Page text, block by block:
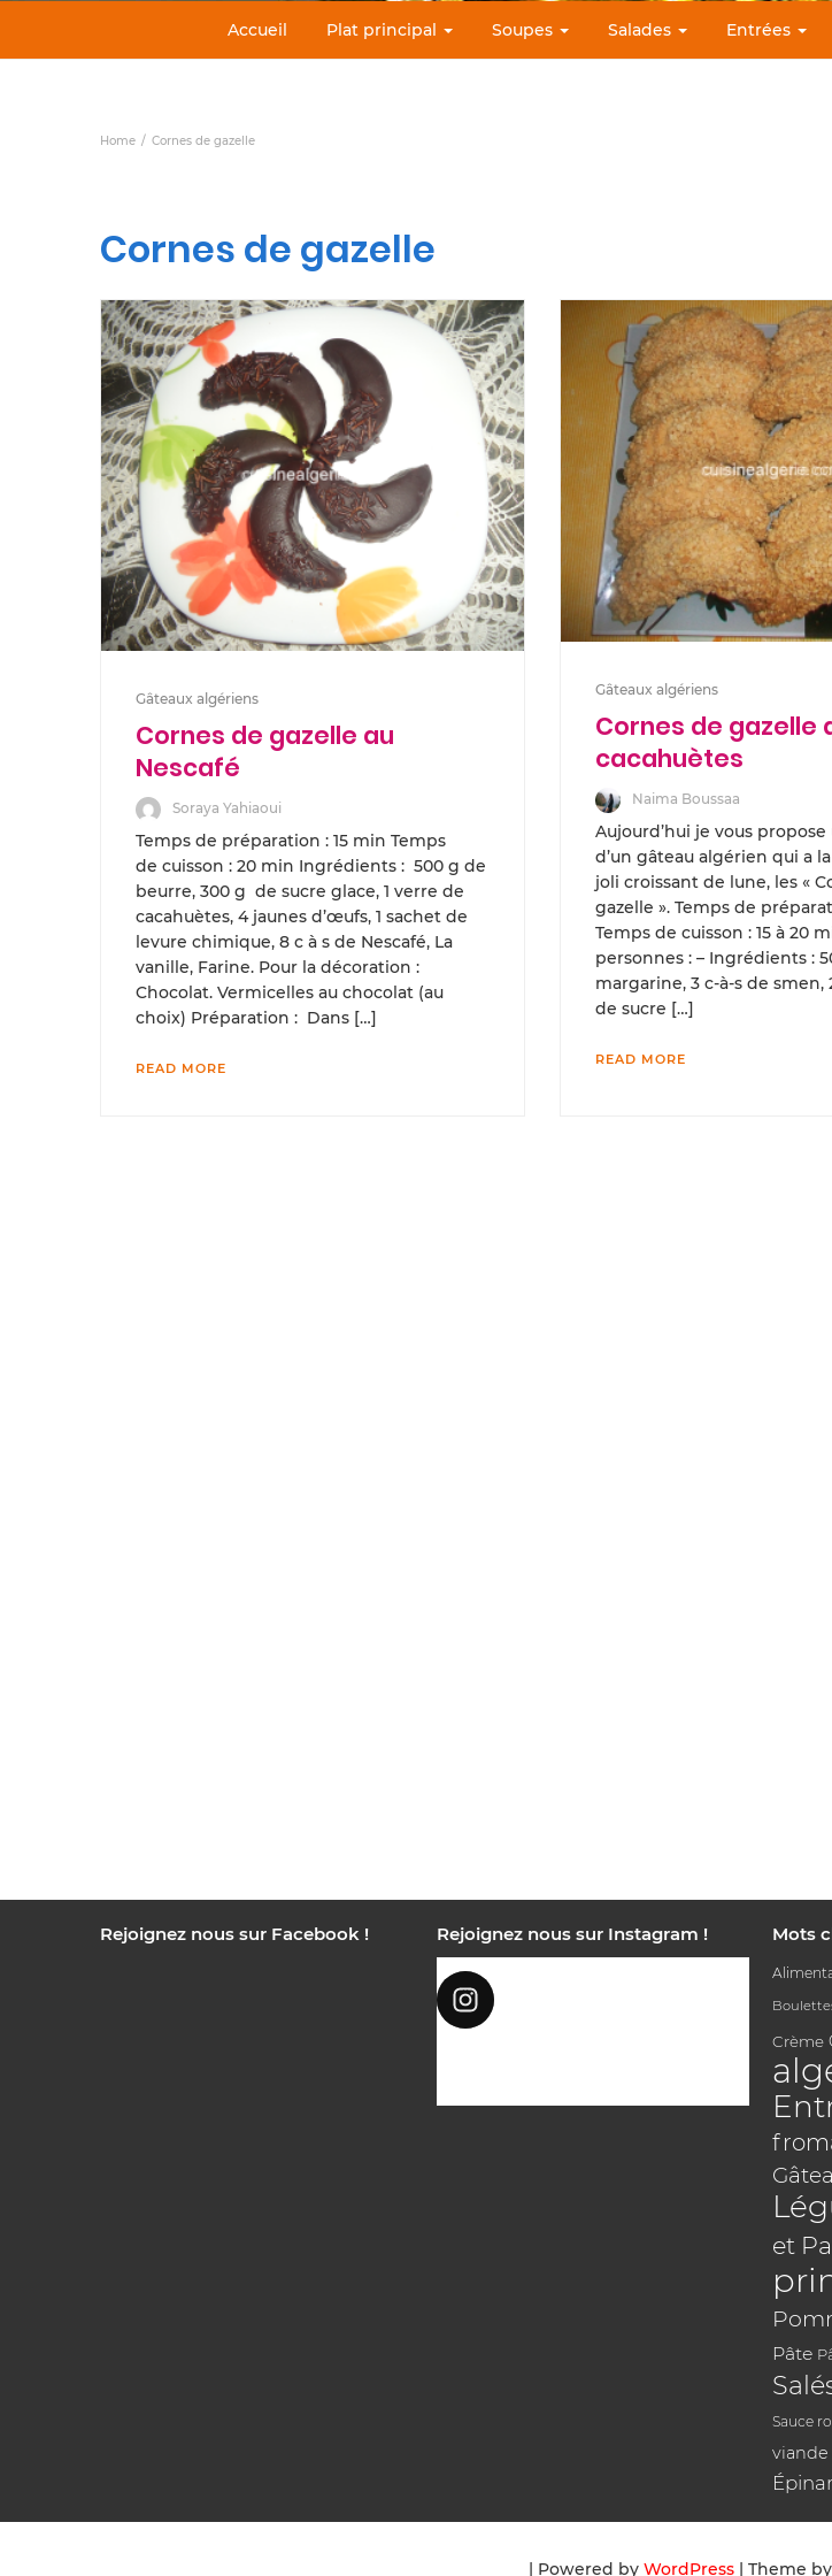
Accueil Plat principal Soupes Salades Entrées
Home Cornes de gazelle
Cornes de gazelle
Gâteaux algériens
Cornes de gazelle au
Nescafé
Soraya Yahiaoui
Temps de préparation : 15 min Temps
de cuisson : 20 min Ingrédients : 500 g de
beurre, 300 g de sucre glace, 1 verre de
cacahuètes, 4 jaunes d’œufs, 1 sachet de
levure chimique, 8 c à s de Nescafé, La
vanille, Farine. Pour la décoration :
Chocolat. Vermicelles au chocolat (au
choix) Préparation : Dans […]
READ MORE
Gâteaux algériens
Cornes de gazelle
cacahuètes
Naima Boussaa
Aujourd’hui je vous
d’un gâteau algérien qui a
joli croissant de lune, les «
gazelle ». Temps de
Temps de cuisson : 15 à 20
personnes : – Ingrédients :
margarine, 3 c-à-s de smen,
de sucre […]
READ MORE
Rejoignez nous sur Facebook ! Rejoignez nous sur Instagram ! Mots
Crème
et
Pâte
Sauce
viande
| Powered by WordPress | Theme by